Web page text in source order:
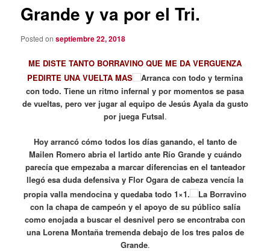
Grande y va por el Tri.
Posted onseptiembre 22, 2018
ME DISTE TANTO BORRAVINO QUE ME DA VERGUENZA
PEDIRTE UNA VUELTA MAS
Arranca con todo y termina
con todo. Tiene un ritmo infernal y por momentos se pasa
de vueltas, pero ver jugar al equipo de Jesús Ayala da gusto
por juega Futsal.
Hoy arrancó cómo todos los días ganando, el tanto de
Mailen Romero abria el lartido ante Río Grande y cuándo
parecía que empezaba a marcar diferencias en el tanteador
llegó esa duda defensiva y Flor Ogara de cabeza vencía la
propia valla mendocina y quedaba todo 1×1.
La Borravino
con la chapa de campeón y el apoyo de su público salía
como enojada a buscar el desnivel pero se encontraba con
una Lorena Montaña tremenda debajo de los tres palos de
Grande.